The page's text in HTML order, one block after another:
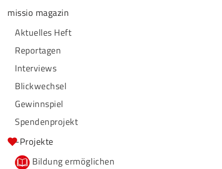
missio magazin
Aktuelles Heft
Reportagen
Interviews
Blickwechsel
Gewinnspiel
Spendenprojekt
-Projekte
Bildung ermöglichen